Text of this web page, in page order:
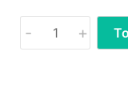
- +